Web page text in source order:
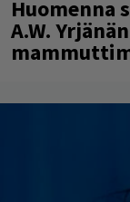
Huomenna
A.W.